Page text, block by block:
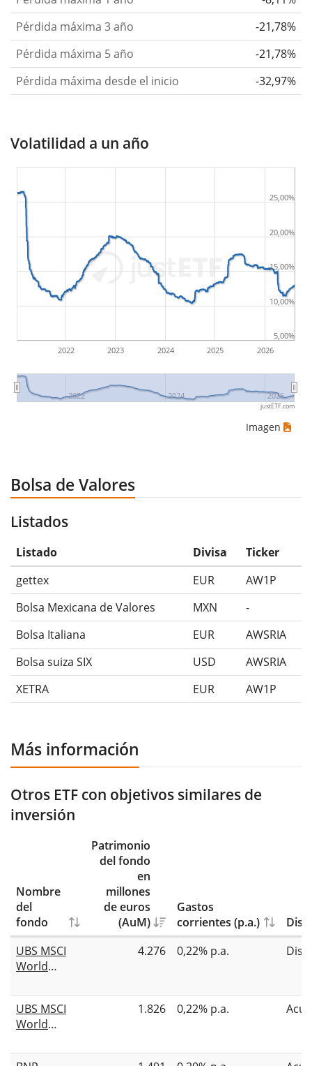
Pérdida máxima 3 año
-21,78%
Pérdida máxima 5 año
-21,78%
Pérdida máxima desde el inicio
-32,97%
Volatilidad a un año
2022 2023 2024 2025 2026
2022 2024 2026
5,00%
10,00%
15,00%
20,00%
25,00%
justETF.com
Imagen
Bolsa de Valores
Listados
Listado Divisa
Ticker
gettex
EUR
AW1P
Bolsa Mexicana de Valores
MXN
-
Bolsa Italiana
EUR
AWSRIA
Bolsa suiza SIX
USD
AWSRIA
XETRA
EUR AW1P
Más información
Otros ETF con objetivos similares de
inversión
Nombre
del
fondo
Patrimonio
del fondo
en
millones
de euros
(AuM)
Gastos
corrientes (p.a.)
UBS MSCI
World
Responsible
UCITS ETF
USD dis
4.276 0,22% p.a.
UBS MSCI
World
Responsible
1.826 0,22% p.a.